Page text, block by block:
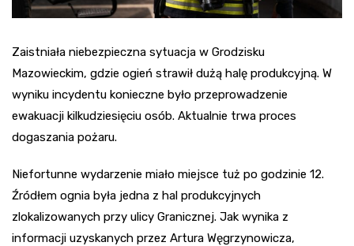
Zaistniała niebezpieczna sytuacja w Grodzisku
Mazowieckim, gdzie ogień strawił dużą halę produkcyjną. W
wyniku incydentu konieczne było przeprowadzenie
ewakuacji kilkudziesięciu osób. Aktualnie trwa proces
dogaszania pożaru.
Niefortunne wydarzenie miało miejsce tuż po godzinie 12.
Źródłem ognia była jedna z hal produkcyjnych
zlokalizowanych przy ulicy Granicznej. Jak wynika z
informacji uzyskanych przez Artura Węgrzynowicza,